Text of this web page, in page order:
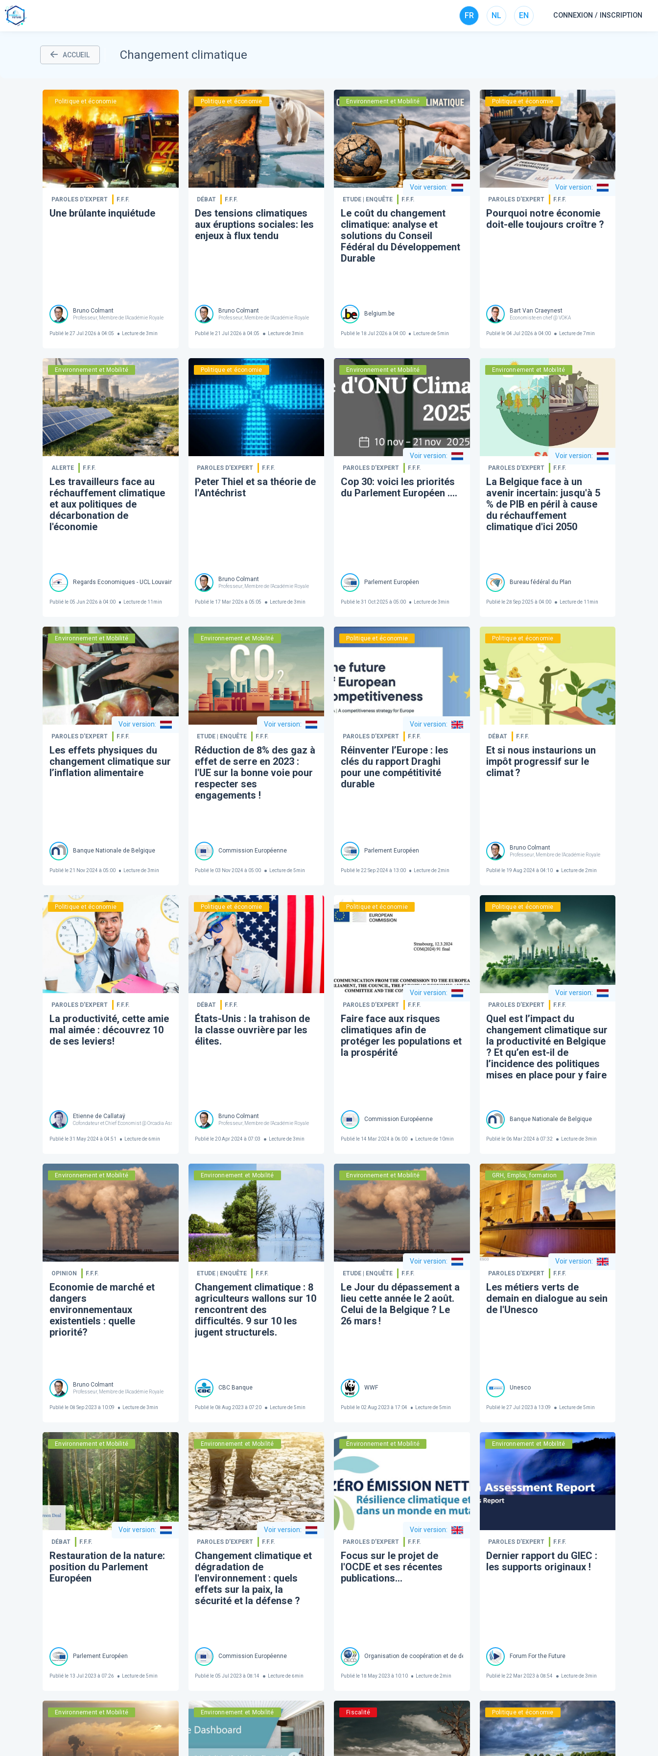
FR NL EN CONNEXION / INSCRIPTION
ACCUEIL Changement climatique
Politique et économie
PAROLES D’EXPERT F.F.F.
​Une brûlante inquiétude
Bruno Colmant
Professeur, Membre de l'Académie Royale
Publié le27 Jul 2026 à 04:05 Lecture de3min
Politique et économie
DÉBAT F.F.F.
Des tensions climatiques
aux éruptions sociales: les
enjeux à flux tendu
Bruno Colmant
Professeur, Membre de l'Académie Royale
Publié le21 Jul 2026 à 04:05 Lecture de 3min
Environnement et Mobilité
Voir version:
ETUDE | ENQUÊTE F.F.F.
Le coût du changement
climatique: analyse et
solutions du Conseil
Fédéral du Développement
Durable
Belgium.be
Publié le18 Jul 2026 à 04:00 Lecture de5min
Politique et économie
Voir version:
PAROLES D’EXPERT F.F.F.
Pourquoi notre économie
doit-elle toujours croître ?
Bart Van Craeynest
Economiste en chef @ VOKA
Publié le 04 Jul 2026 à 04:00 Lecture de 7min
Environnement et Mobilité
ALERTE F.F.F.
Les travailleurs face au
réchauffement climatique
et aux politiques de
décarbonation de
l'économie
Regards Economiques - UCL Louvain
Publié le05 Jun 2026 à 04:00 Lecture de 11 min
Politique et économie
PAROLES D’EXPERT F.F.F.
Peter Thiel et sa théorie de
l'Antéchrist
Bruno Colmant
Professeur, Membre de l'Académie Royale
Publié le 17 Mar 2026 à 05:05 Lecture de 3min
Environnement et Mobilité
Voir version:
PAROLES D’EXPERT F.F.F.
Cop 30: voici les priorités
du Parlement Européen ....
Parlement Européen
Publié le31 Oct 2025 à 05:00 Lecture de3min
Environnement et Mobilité
Voir version:
PAROLES D’EXPERT F.F.F.
La Belgique face à un
avenir incertain: jusqu'à 5
% de PIB en péril à cause
du réchauffement
climatique d'ici 2050
Bureau fédéral du Plan
Publié le28 Sep 2025 à 04:00 Lecture de 11 min
Environnement et Mobilité
Voir version:
PAROLES D’EXPERT F.F.F.
Les effets physiques du
changement climatique sur
l’inflation alimentaire
Banque Nationale de Belgique
Publié le21 Nov 2024 à 05:00 Lecture de3min
Environnement et Mobilité
Voir version:
ETUDE | ENQUÊTE F.F.F.
Réduction de 8% des gaz à
effet de serre en 2023 :
l'UE sur la bonne voie pour
respecter ses
engagements !
Commission Européenne
Publié le 03 Nov 2024 à 05:00 Lecture de 5min
Politique et économie
Voir version:
PAROLES D’EXPERT F.F.F.
Réinventer l’Europe : les
clés du rapport Draghi
pour une compétitivité
durable
Parlement Européen
Publié le22 Sep 2024 à 13:00 Lecture de2min
Politique et économie
DÉBAT F.F.F.
Et si nous instaurions un
impôt progressif sur le
climat ?
Bruno Colmant
Professeur, Membre de l'Académie Royale
Publié le 19 Aug 2024 à 04:10 Lecture de 2min
Politique et économie
PAROLES D’EXPERT F.F.F.
La productivité, cette amie
mal aimée : découvrez 10
de ses leviers!
Etienne de Callataÿ
Cofondateur et Chief Economist @ Orcadia Asset Management
Publié le31 May 2024 à 04:51 Lecture de6min
Politique et économie
DÉBAT F.F.F.
​États-Unis : la trahison de
la classe ouvrière par les
élites.
Bruno Colmant
Professeur, Membre de l'Académie Royale
Publié le20 Apr 2024 à 07:03 Lecture de 3min
Politique et économie
Voir version:
PAROLES D’EXPERT F.F.F.
Faire face aux risques
climatiques afin de
protéger les populations et
la prospérité
Commission Européenne
Publié le14 Mar 2024 à 06:00 Lecture de 10min
Politique et économie
Voir version:
PAROLES D’EXPERT F.F.F.
​Quel est l’impact du
changement climatique sur
la productivité en Belgique
? Et qu’en est-il de
l’incidence des politiques
mises en place pour y faire
Banque Nationale de Belgique
Publié le 06 Mar 2024 à 07:32 Lecture de 3min
Environnement et Mobilité
OPINION F.F.F.
Economie de marché et
dangers
environnementaux
existentiels : quelle
priorité?
Bruno Colmant
Professeur, Membre de l'Académie Royale
Publié le08 Sep 2023 à 10:09 Lecture de3min
Environnement et Mobilité
ETUDE | ENQUÊTE F.F.F.
Changement climatique : 8
agriculteurs wallons sur 10
rencontrent des
difficultés. 9 sur 10 les
jugent structurels.
CBC Banque
Publié le 08 Aug 2023 à 07:20 Lecture de 5min
Environnement et Mobilité
Voir version:
ETUDE | ENQUÊTE F.F.F.
Le Jour du dépassement a
lieu cette année le 2 août.
Celui de la Belgique ? Le
26 mars !
WWF
Publié le02 Aug 2023 à 17:04 Lecture de5min
GRH, Emploi, formation
Voir version:
PAROLES D’EXPERT F.F.F.
Les métiers verts de
demain en dialogue au sein
de l'Unesco
Unesco
Publié le27 Jul 2023 à 13:09 Lecture de 5min
Environnement et Mobilité
Voir version:
DÉBAT F.F.F.
Restauration de la nature:
position du Parlement
Européen
Parlement Européen
Publié le13 Jul 2023 à 07:26 Lecture de5min
Environnement et Mobilité
Voir version:
PAROLES D’EXPERT F.F.F.
Changement climatique et
dégradation de
l'environnement : quels
effets sur la paix, la
sécurité et la défense ?
Commission Européenne
Publié le 05 Jul 2023 à 08:14 Lecture de 6min
Environnement et Mobilité
Voir version:
PAROLES D’EXPERT F.F.F.
Focus sur le projet de
l'OCDE et ses récentes
publications...
Organisation de coopération et de développement économique
Publié le18 May 2023 à 10:10 Lecture de2min
Environnement et Mobilité
PAROLES D’EXPERT F.F.F.
Dernier rapport du GIEC :
les supports originaux !
Forum For the Future
Publié le22 Mar 2023 à 08:54 Lecture de 3min
Environnement et Mobilité Environnement et Mobilité Fiscalité Politique et économie